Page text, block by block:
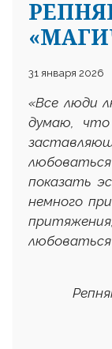
31 января 2026
«Все люди
думаю,
показать
немного